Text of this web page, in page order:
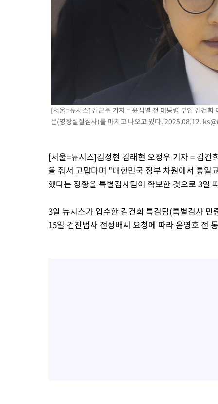
남자 농구, 나고야 아시안게임서 '홈팀' 일본과 한일전
여수 오동도 해상서 모터보트 전복…1명 사망·1명 실종
극한폭염 한풀 꺾이지만…'낮 최고 35도' 무더위, 열대야 계속[다
축구협회 "압수수색·성접대 논란 사과…쇄신의 기회로 삼겠다"
[속보]'압수수색·성접대 논란' 축구협회 "실망과 걱정 안겨드려
'최고 37도' 폭염 지속…강원동해안 최대 150㎜ 비
[속보]뉴욕증시 상승 마감…S&P 0.6% 나스닥 1.3%↑
[서울=뉴시스] 김근수 기자 = 윤석열 전 대통령 부인 김건
문(영장실질심사)를 마치고 나오고 있다. 2025.08.12.
[서울=뉴시스]김정현 김래현 오정우 기자 = 김
을 줘서 고맙다며 "대한민국 정부 차원에서 통일
했다는 정황을 특별검사팀이 확보한 것으로 3일
3일 뉴시스가 입수한 김건희 특검팀(특별검사
15일 건진법사 전성배씨 요청에 따라 윤영호 전